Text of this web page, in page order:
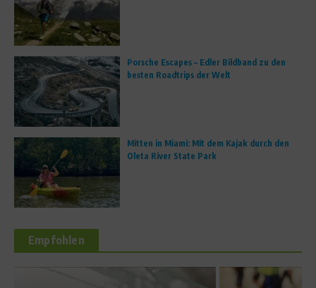
Porsche Escapes – Edler Bildband zu den
besten Roadtrips der Welt
Mitten in Miami: Mit dem Kajak durch den
Oleta River State Park
Empfohlen